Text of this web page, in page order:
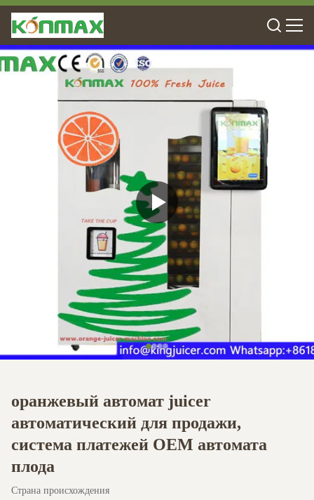
оранжевый автомат juicer
автоматический для продажи,
система платежей OEM автомата
плода
Страна происхождения